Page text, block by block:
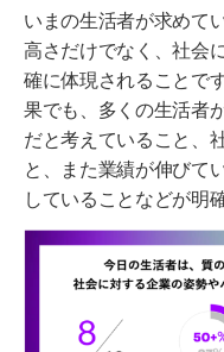
いまの生活者が求めて
高さだけでなく、社会
確に体現され る ことで
果でも、多くの生活者
だと考えていること、
と
また業績が伸びて
し ていることなどが明